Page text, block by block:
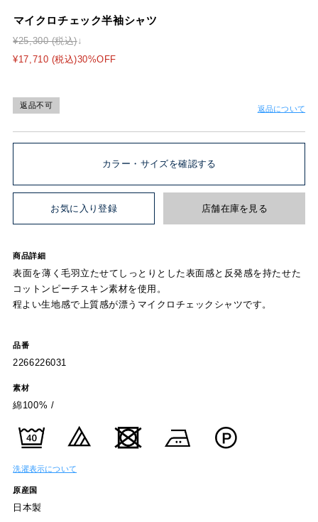
マイクロチェック半袖シャツ
¥25,300 (税込)
¥17,710 (税込)30%OFF
返品不可 返品について
カラー・サイズを確認する
お気に入り登録 店舗在庫を見る
商品詳細
表面を薄く毛羽立たせてしっとりとした表面感と反発感を持たせた
コットンピーチスキン素材を使用。
程よい生地感で上質感が漂うマイクロチェックシャツです。
品番
2266226031
素材
綿100% /
洗濯表示について
原産国
日本製